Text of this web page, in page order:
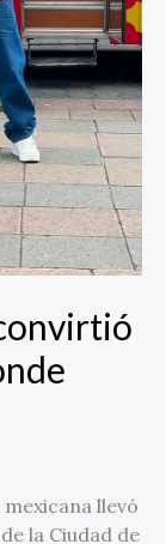
mexicana llevó
la Ciudad de